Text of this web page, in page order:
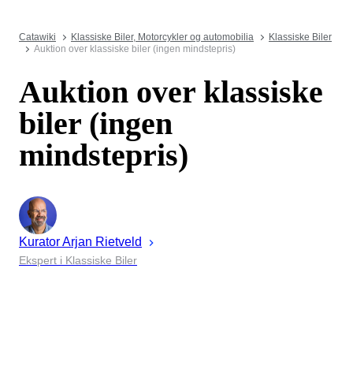
Catawiki Klassiske Biler, Motorcykler og automobilia
Klassiske Biler
Auktion over klassiske biler (ingen mindstepris)
Auktion over klassiske
biler (ingen
mindstepris)
KuratorArjan Rietveld
Ekspert i Klassiske Biler